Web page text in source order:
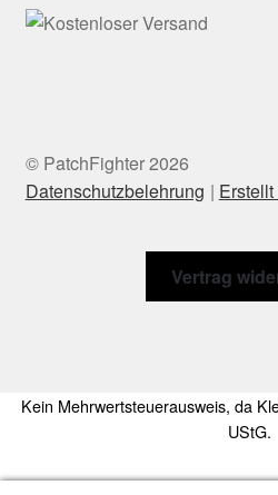
© PatchFighter 2026
Datenschutzbelehrung
Vertrag
Kein Mehrwertsteuerausweis, da
UStG.
Die durchgestrichenen Preise